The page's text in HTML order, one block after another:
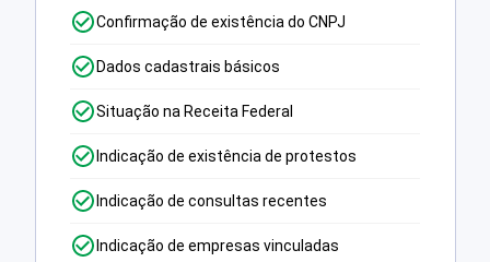
Confirmação de existência do CNPJ
Dados cadastrais básicos
Situação na Receita Federal
Indicação de existência de protestos
Indicação de consultas recentes
Indicação de empresas vinculadas